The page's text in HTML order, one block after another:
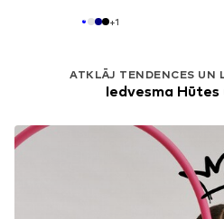
+1
ATKLĀJ TENDENCES UN
Iedvesma Hūtes